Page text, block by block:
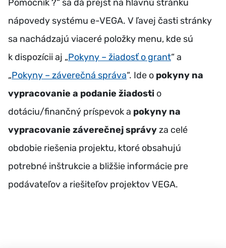
Pomocník ?“ sa dá prejsť na hlavnú stránku
nápovedy systému e-VEGA. V ľavej časti stránky
sa nachádzajú viaceré položky menu, kde sú
k dispozícii aj „Pokyny – žiadosť o grant“ a
„Pokyny – záverečná správa“. Ide o pokyny na
vypracovanie a podanie žiadosti o
dotáciu/finančný príspevok a pokyny na
vypracovanie záverečnej správyza celé
obdobie riešenia projektu, ktoré obsahujú
potrebné inštrukcie a bližšie informácie pre
podávateľov a riešiteľov projektov VEGA.